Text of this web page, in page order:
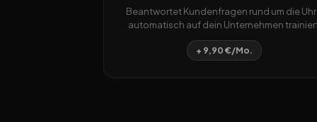
Beantwortet Kundenfragen rund um die Uhr
automatisch auf dein Unternehmen
+ 9,90 €/Mo.